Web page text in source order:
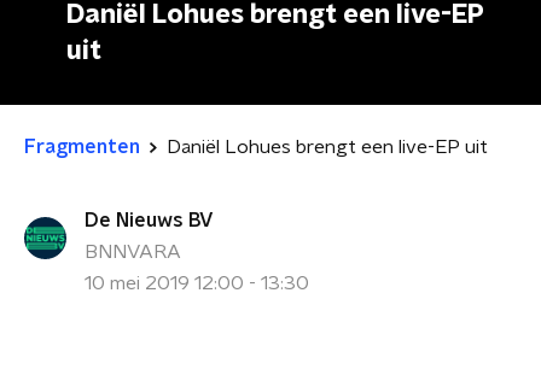
Daniël Lohues brengt een live-EP
uit
Fragmenten Daniël Lohues brengt een live-EP uit
De Nieuws BV
BNNVARA
10 mei 2019 12:00 - 13:30